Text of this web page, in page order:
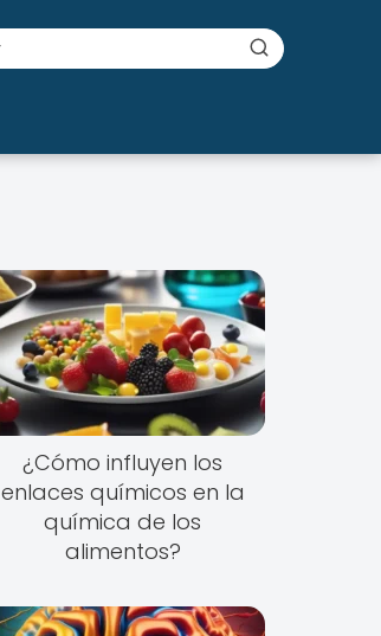
¿Cómo influyen los
enlaces químicos en la
química de los
alimentos?